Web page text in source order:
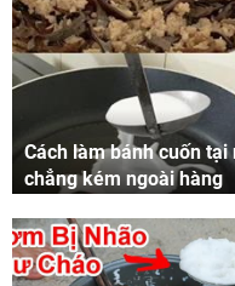
Cách làm bánh cuốn
chẳng kém ngoài hàng